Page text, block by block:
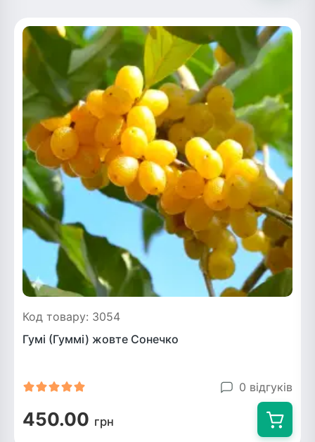
Код товару: 3054
Гумі (Гуммі) жовте Сонечко
0 відгуків
450.00 грн